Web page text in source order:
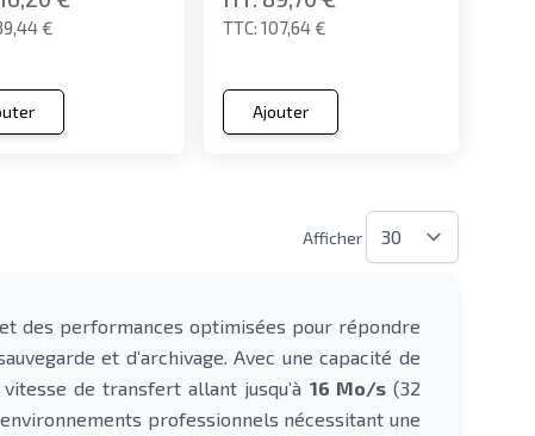
€ 107,64 €
Ajouter
Afficher
des performances optimisées pour répondre
et d’archivage. Avec une capacité de
de transfert allant jusqu’à 16 Mo/s(32
professionnels nécessitant une